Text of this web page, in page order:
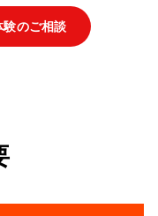
験のご相談